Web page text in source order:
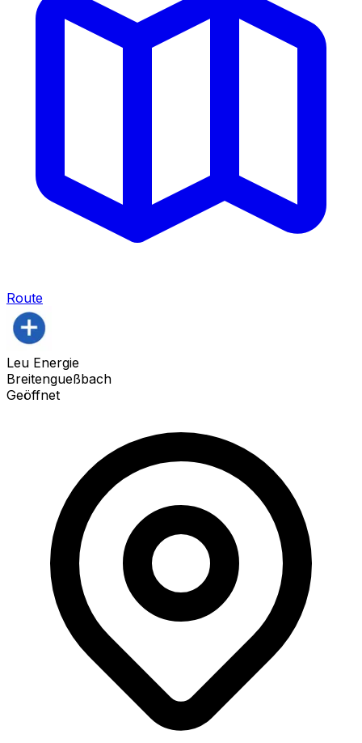
Route
Leu Energie
Breitengueßbach
Geöffnet